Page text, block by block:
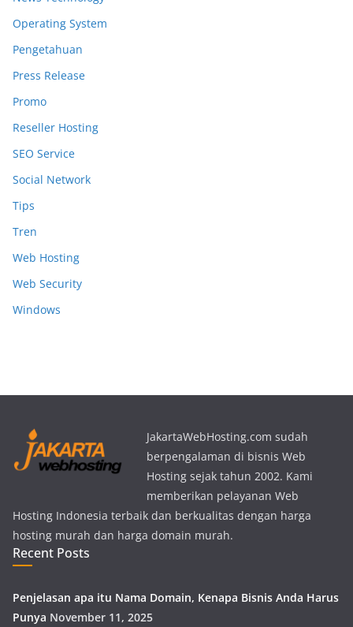
Operating System
Pengetahuan
Press Release
Promo
Reseller Hosting
SEO Service
Social Network
Tips
Tren
Web Hosting
Web Security
Windows
JakartaWebHosting.com sudah
berpengalaman di bisnis Web
Hosting sejak tahun 2002. Kami
memberikan pelayanan Web
Hosting Indonesia terbaik dan berkualitas dengan harga
hosting murah dan harga domain murah.
Recent Posts
Penjelasan apa itu Nama Domain, Kenapa Bisnis Anda Harus
Punya November 11, 2025